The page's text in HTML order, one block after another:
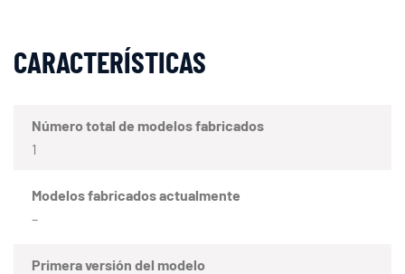
CARACTERÍSTICAS
Número total de modelos fabricados
1
Modelos fabricados actualmente
–
Primera versión del modelo